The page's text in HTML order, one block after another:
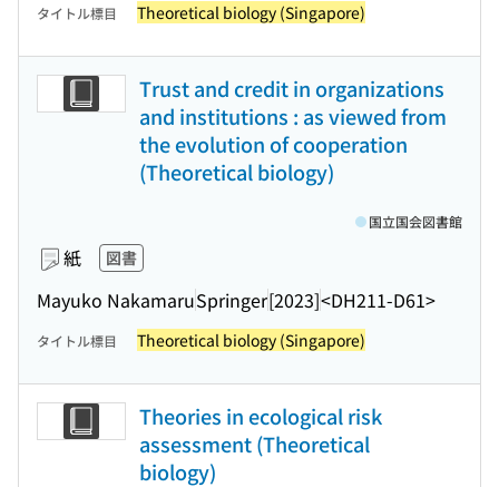
タイトル標目 Theoretical biology (Singapore)
Trust and credit in organizations
and institutions : as viewed from
the evolution of cooperation
(Theoretical biology)
紙 図書
Mayuko NakamaruSpringer[2023]<DH211-D61>
国立国会図書館
タイトル標目 Theoretical biology (Singapore)
Theories in ecological risk
assessment (Theoretical
biology)